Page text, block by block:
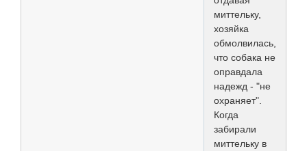
миттельку,
хозяйка
обмолвилась,
что собака не
оправдала
надежд - "не
охраняет".
Когда
забирали
миттельку в